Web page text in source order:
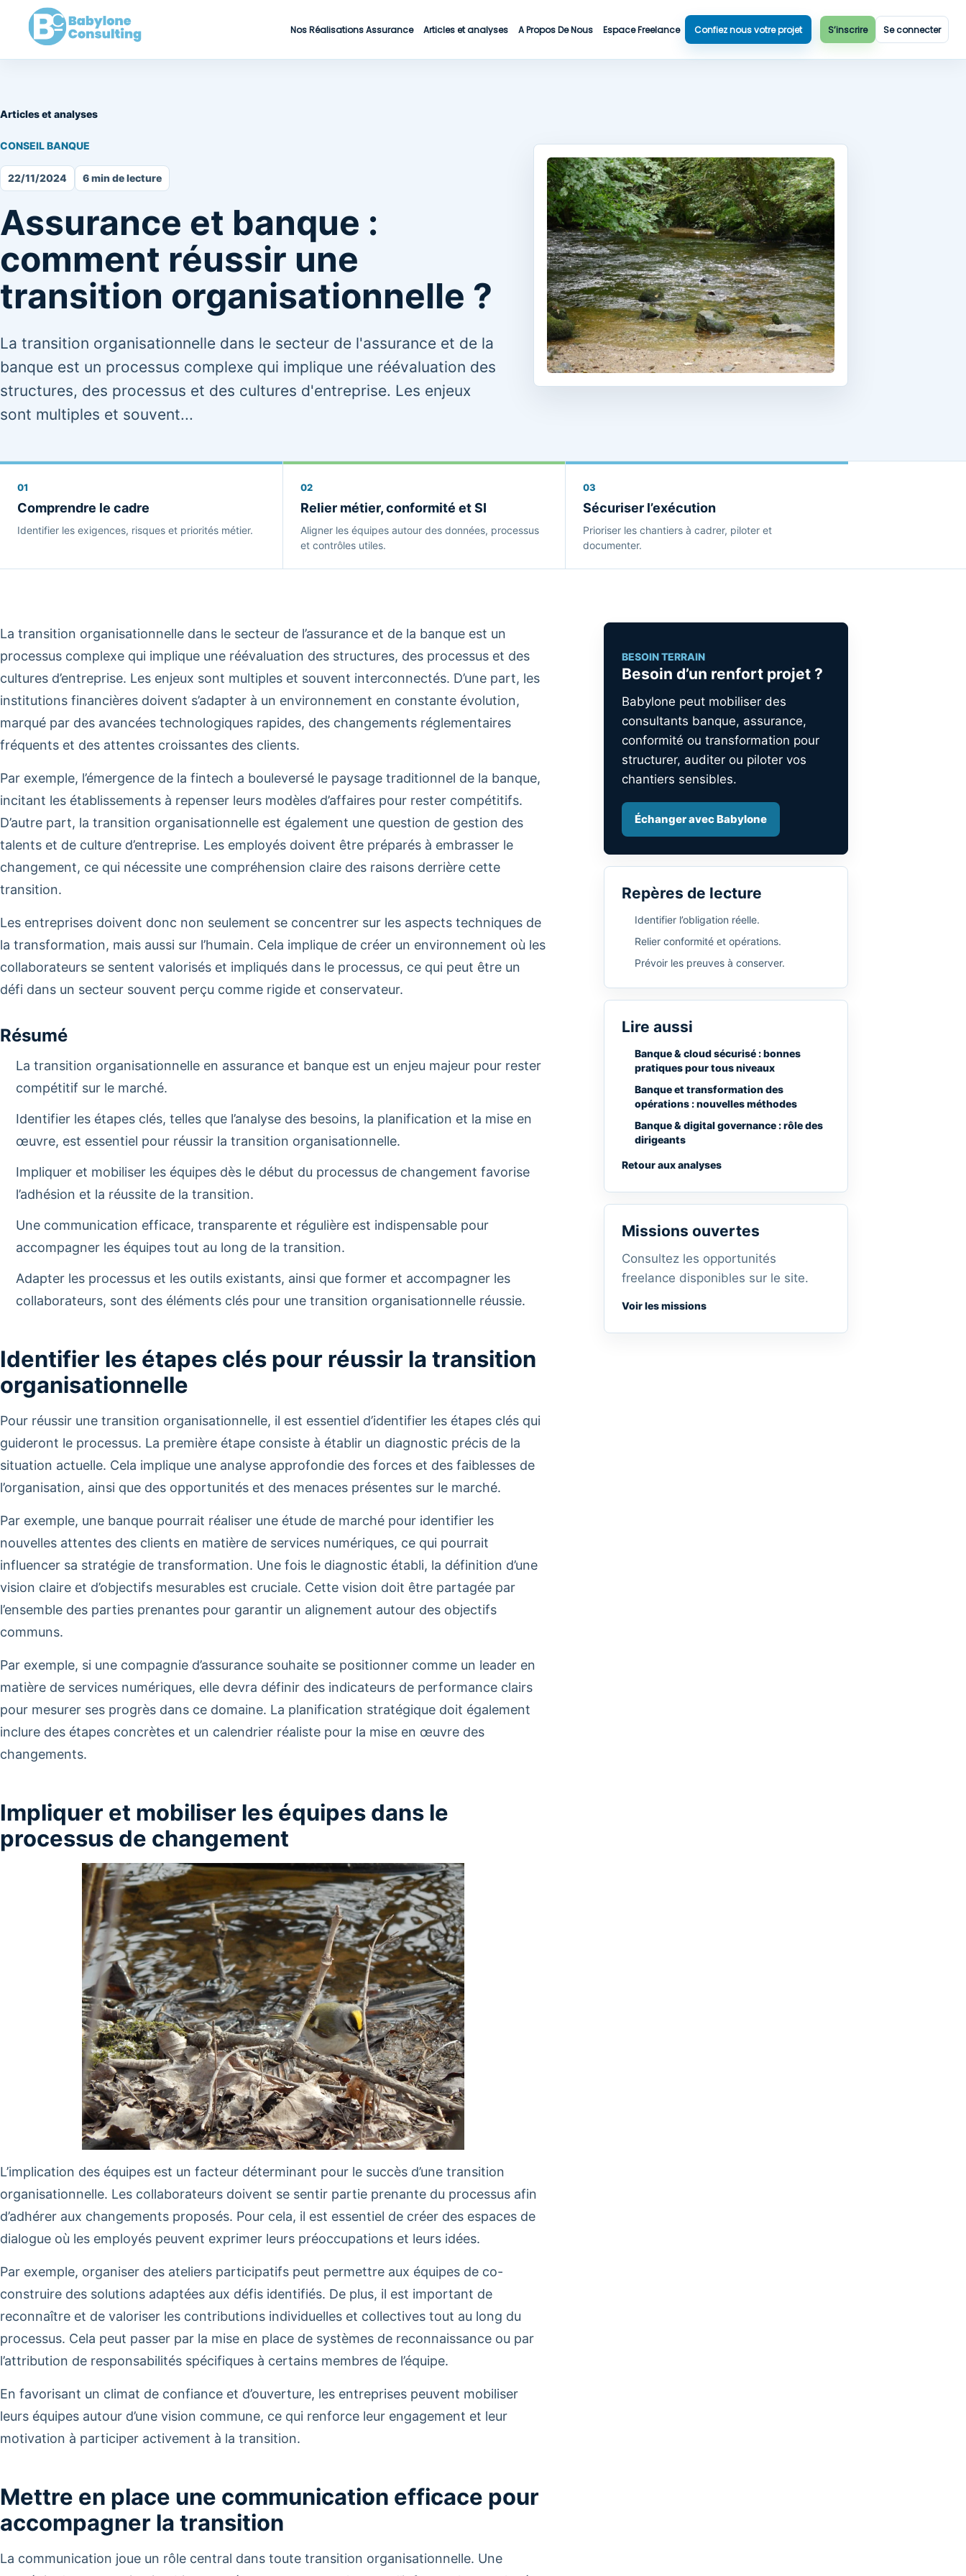
Nos Réalisations Assurance Articles et analyses A Propos De Nous Espace Freelance Confiez nous votre projet S’inscrire Se connecter
Articles et analyses
CONSEIL BANQUE
22/11/2024 6 min de lecture
Assurance et banque :
comment réussir une
transition organisationnelle ?
La transition organisationnelle dans le secteur de l'assurance et de la
banque est un processus complexe qui implique une réévaluation des
structures, des processus et des cultures d'entreprise. Les enjeux
sont multiples et souvent...
01
Comprendre le cadre
Identifier les exigences, risques et priorités métier.
02
Relier métier, conformité et SI
Aligner les équipes autour des données, processus
et contrôles utiles.
03
Sécuriser l’exécution
Prioriser les chantiers à cadrer, piloter et
documenter.
La transition organisationnelle dans le secteur de l’assurance et de la banque est un
processus complexe qui implique une réévaluation des structures, des processus et des
cultures d’entreprise. Les enjeux sont multiples et souvent interconnectés. D’une part, les
institutions financières doivent s’adapter à un environnement en constante évolution,
marqué par des avancées technologiques rapides, des changements réglementaires
fréquents et des attentes croissantes des clients.
Par exemple, l’émergence de la fintech a bouleversé le paysage traditionnel de la banque,
incitant les établissements à repenser leurs modèles d’affaires pour rester compétitifs.
D’autre part, la transition organisationnelle est également une question de gestion des
talents et de culture d’entreprise. Les employés doivent être préparés à embrasser le
changement, ce qui nécessite une compréhension claire des raisons derrière cette
transition.
Les entreprises doivent donc non seulement se concentrer sur les aspects techniques de
la transformation, mais aussi sur l’humain. Cela implique de créer un environnement où les
collaborateurs se sentent valorisés et impliqués dans le processus, ce qui peut être un
défi dans un secteur souvent perçu comme rigide et conservateur.
Résumé
La transition organisationnelle en assurance et banque est un enjeu majeur pour rester
compétitif sur le marché.
Identifier les étapes clés, telles que l’analyse des besoins, la planification et la mise en
œuvre, est essentiel pour réussir la transition organisationnelle.
Impliquer et mobiliser les équipes dès le début du processus de changement favorise
l’adhésion et la réussite de la transition.
Une communication efficace, transparente et régulière est indispensable pour
accompagner les équipes tout au long de la transition.
Adapter les processus et les outils existants, ainsi que former et accompagner les
collaborateurs, sont des éléments clés pour une transition organisationnelle réussie.
Identifier les étapes clés pour réussir la transition
organisationnelle
Pour réussir une transition organisationnelle, il est essentiel d’identifier les étapes clés qui
guideront le processus. La première étape consiste à établir un diagnostic précis de la
situation actuelle. Cela implique une analyse approfondie des forces et des faiblesses de
l’organisation, ainsi que des opportunités et des menaces présentes sur le marché.
Par exemple, une banque pourrait réaliser une étude de marché pour identifier les
nouvelles attentes des clients en matière de services numériques, ce qui pourrait
influencer sa stratégie de transformation. Une fois le diagnostic établi, la définition d’une
vision claire et d’objectifs mesurables est cruciale. Cette vision doit être partagée par
l’ensemble des parties prenantes pour garantir un alignement autour des objectifs
communs.
Par exemple, si une compagnie d’assurance souhaite se positionner comme un leader en
matière de services numériques, elle devra définir des indicateurs de performance clairs
pour mesurer ses progrès dans ce domaine. La planification stratégique doit également
inclure des étapes concrètes et un calendrier réaliste pour la mise en œuvre des
changements.
Impliquer et mobiliser les équipes dans le
processus de changement
L’implication des équipes est un facteur déterminant pour le succès d’une transition
organisationnelle. Les collaborateurs doivent se sentir partie prenante du processus afin
d’adhérer aux changements proposés. Pour cela, il est essentiel de créer des espaces de
dialogue où les employés peuvent exprimer leurs préoccupations et leurs idées.
Par exemple, organiser des ateliers participatifs peut permettre aux équipes de co-
construire des solutions adaptées aux défis identifiés. De plus, il est important de
reconnaître et de valoriser les contributions individuelles et collectives tout au long du
processus. Cela peut passer par la mise en place de systèmes de reconnaissance ou par
l’attribution de responsabilités spécifiques à certains membres de l’équipe.
En favorisant un climat de confiance et d’ouverture, les entreprises peuvent mobiliser
leurs équipes autour d’une vision commune, ce qui renforce leur engagement et leur
motivation à participer activement à la transition.
Mettre en place une communication efficace pour
accompagner la transition
La communication joue un rôle central dans toute transition organisationnelle. Une
BESOIN TERRAIN
Besoin d’un renfort projet ?
Babylone peut mobiliser des
consultants banque, assurance,
conformité ou transformation pour
structurer, auditer ou piloter vos
chantiers sensibles.
Échanger avec Babylone
Repères de lecture
Identifier l’obligation réelle.
Relier conformité et opérations.
Prévoir les preuves à conserver.
Lire aussi
Banque & cloud sécurisé : bonnes
pratiques pour tous niveaux
Banque et transformation des
opérations : nouvelles méthodes
Banque & digital governance : rôle des
dirigeants
Retour aux analyses
Missions ouvertes
Consultez les opportunités
freelance disponibles sur le site.
Voir les missions